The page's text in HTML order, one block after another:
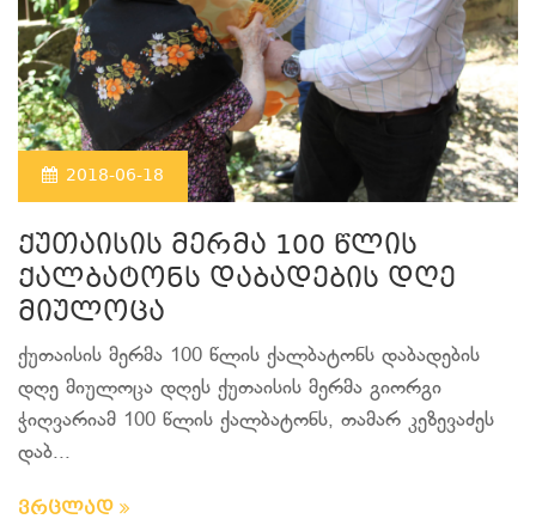
2018-06-18
ქუთაისის მერმა 100 წლის
ქალბატონს დაბადების დღე
მიულოცა
ქუთაისის მერმა 100 წლის ქალბატონს დაბადების
დღე მიულოცა დღეს ქუთაისის მერმა გიორგი
ჭიღვარიამ 100 წლის ქალბატონს, თამარ კეზევაძეს
დაბ...
ვრცლად